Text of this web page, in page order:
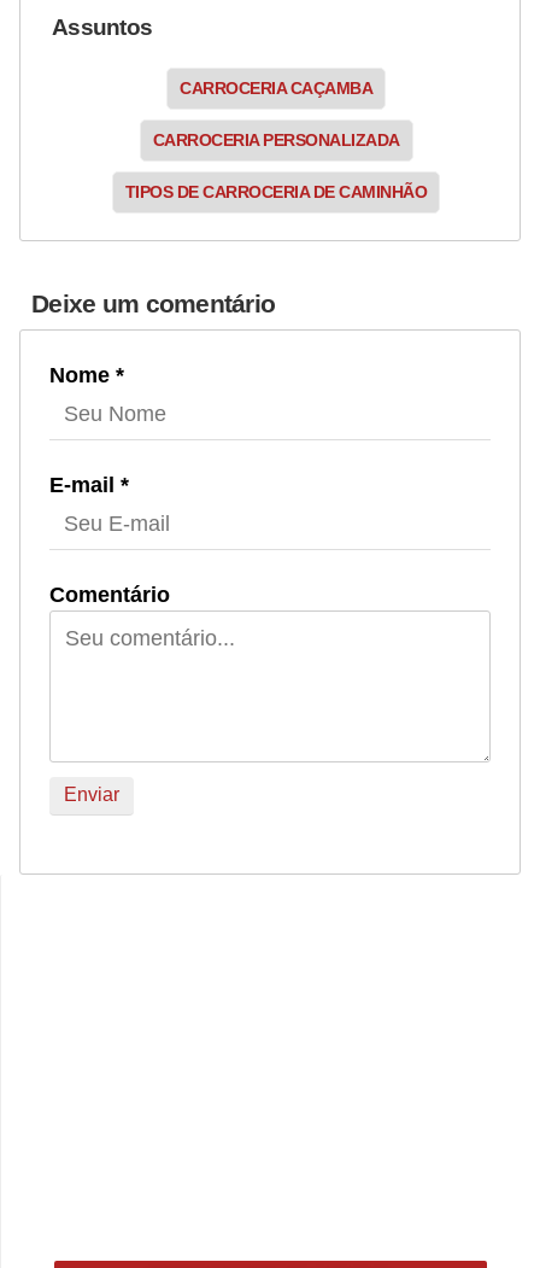
Assuntos
CARROCERIA CAÇAMBA
CARROCERIA PERSONALIZADA
TIPOS DE CARROCERIA DE CAMINHÃO
Deixe um comentário
Nome *
E-mail *
Comentário